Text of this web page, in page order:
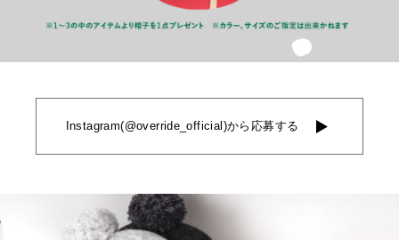
Instagram(@override_official)から応募する